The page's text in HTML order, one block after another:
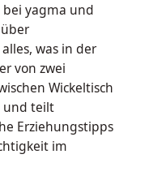
yagma und
was in der
von zwei
Wickeltisch
und teilt
Erziehungstipps
im